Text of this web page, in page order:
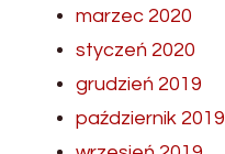
marzec 2020
styczeń 2020
grudzień 2019
październik 2019